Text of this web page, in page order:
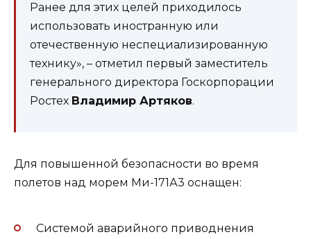
Ранее для этих целей приходилось
использовать иностранную или
отечественную неспециализированную
технику», – отметил первый заместитель
генерального директора Госкорпорации
Ростех Владимир Артяков.
Для повышенной безопасности во время
полетов над морем Ми-171А3 оснащен:
Системой аварийного приводнения